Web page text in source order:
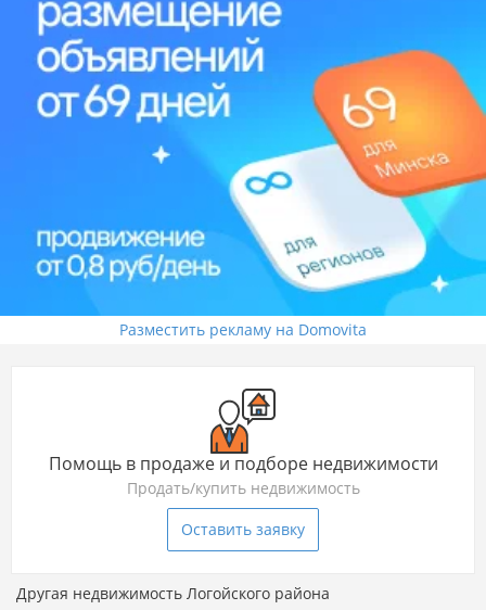
Разместить рекламу на Domovita
Помощь в продаже и подборе недвижимости
Продать/купить недвижимость
Оставить заявку
Другая недвижимость Логойского района